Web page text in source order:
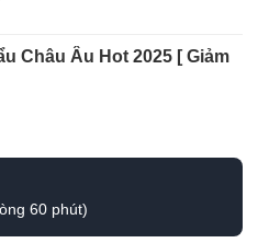
Châu Âu Hot 2025 [ Giảm
60 phút)